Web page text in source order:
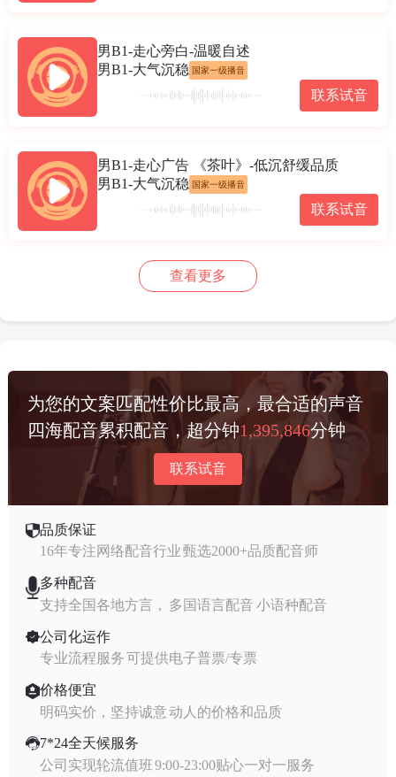
男B1-走心旁白-温暖自述
男B1-大气沉稳 国家一级播音
联系试音
男B1-走心广告 《茶叶》-低沉舒缓品质
男B1-大气沉稳 国家一级播音
联系试音
查看更多
为您的文案匹配性价比最高，最合适的声音
四海配音累积配音，超分钟1,395,846分钟
联系试音
品质保证
16年专注网络配音行业 甄选2000+品质配音师
多种配音
支持全国各地方言， 多国语言配音 小语种配音
公司化运作
专业流程服务 可提供电子普票/专票
价格便宜
明码实价，坚持诚意 动人的价格和品质
7*24全天候服务
公司实现轮流值班 9:00-23:00贴心一对一服务